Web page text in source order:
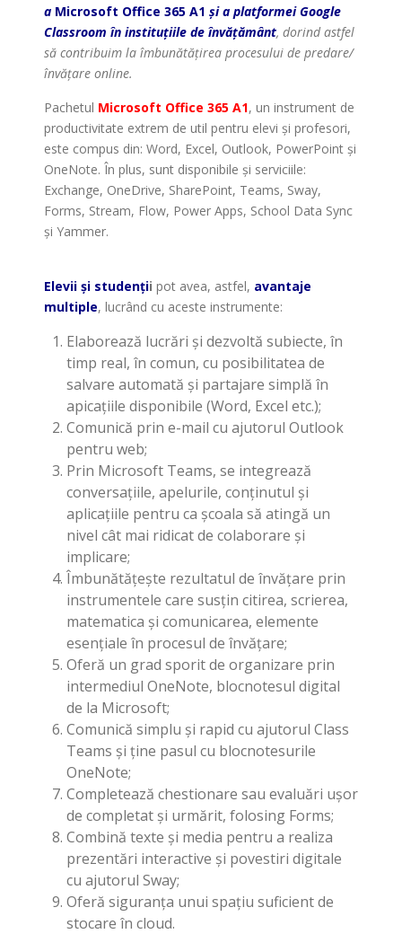
a Microsoft Office 365 A1 și a platformei Google
Classroom în instituțiile de învățământ, dorind astfel
să contribuim la îmbunătățirea procesului de predare/
învățare online.
Pachetul Microsoft Office 365 A1, un instrument de
productivitate extrem de util pentru elevi și profesori,
este compus din: Word, Excel, Outlook, PowerPoint și
OneNote. În plus, sunt disponibile și serviciile:
Exchange, OneDrive, SharePoint, Teams, Sway,
Forms, Stream, Flow, Power Apps, School Data Sync
și Yammer.
Elevii și studenții pot avea, astfel, avantaje
multiple, lucrând cu aceste instrumente:
Elaborează lucrări și dezvoltă subiecte, în
timp real, în comun, cu posibilitatea de
salvare automată și partajare simplă în
apicațiile disponibile (Word, Excel etc.);
Comunică prin e-mail cu ajutorul Outlook
pentru web;
Prin Microsoft Teams, se integrează
conversațiile, apelurile, conținutul și
aplicațiile pentru ca școala să atingă un
nivel cât mai ridicat de colaborare și
implicare;
Îmbunătățește rezultatul de învățare prin
instrumentele care susțin citirea, scrierea,
matematica și comunicarea, elemente
esențiale în procesul de învățare;
Oferă un grad sporit de organizare prin
intermediul OneNote, blocnotesul digital
de la Microsoft;
Comunică simplu și rapid cu ajutorul Class
Teams și ține pasul cu blocnotesurile
OneNote;
Completează chestionare sau evaluări ușor
de completat și urmărit, folosing Forms;
Combină texte și media pentru a realiza
prezentări interactive și povestiri digitale
cu ajutorul Sway;
Oferă siguranța unui spațiu suficient de
stocare în cloud.